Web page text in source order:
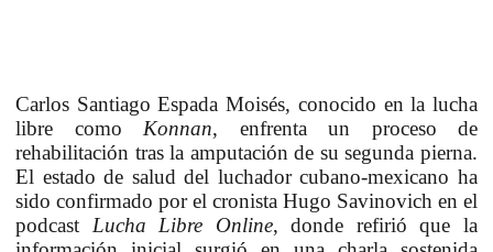
Carlos Santiago Espada Moisés, conocido en la lucha
libre como Konnan, enfrenta un proceso de
rehabilitación tras la amputación de su segunda pierna.
El estado de salud del luchador cubano-mexicano ha
sido confirmado por el cronista Hugo Savinovich en el
podcast Lucha Libre Online, donde refirió que la